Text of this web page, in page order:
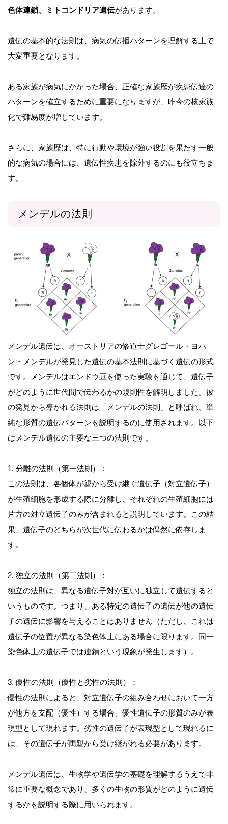
色体連鎖、ミトコンドリア遺伝があります。
遺伝の基本的な法則は、病気の伝播パターンを理解する上で
大変重要となります。
ある家族が病気にかかった場合、正確な家族歴が疾患伝達の
パターンを確立するために重要になりますが、昨今の核家族
化で難易度が増しています。
さらに、家族歴は、特に行動や環境が強い役割を果たす一般
的な病気の場合には、遺伝性疾患を除外するのにも役立ちま
す。
メンデルの法則
メンデル遺伝は、オーストリアの修道士グレゴール・ヨハ
ン・メンデルが発見した遺伝の基本法則に基づく遺伝の形式
です。メンデルはエンドウ豆を使った実験を通じて、遺伝子
がどのように世代間で伝わるかの規則性を解明しました。彼
の発見から導かれる法則は「メンデルの法則」と呼ばれ、単
純な形質の遺伝パターンを説明するのに使用されます。以下
はメンデル遺伝の主要な三つの法則です。
1. 分離の法則（第一法則）：
この法則は、各個体が親から受け継ぐ遺伝子（対立遺伝子）
が生殖細胞を形成する際に分離し、それぞれの生殖細胞には
片方の対立遺伝子のみが含まれると説明しています。この結
果、遺伝子のどちらが次世代に伝わるかは偶然に依存しま
す。
2. 独立の法則（第二法則）：
独立の法則は、異なる遺伝子対が互いに独立して遺伝すると
いうものです。つまり、ある特定の遺伝子の遺伝が他の遺伝
子の遺伝に影響を与えることはありません（ただし、これは
遺伝子の位置が異なる染色体上にある場合に限ります。同一
染色体上の遺伝子では連鎖という現象が発生します）。
3. 優性の法則（優性と劣性の法則）：
優性の法則によると、対立遺伝子の組み合わせにおいて一方
が他方を支配（優性）する場合、優性遺伝子の形質のみが表
現型として現れます。劣性の遺伝子が表現型として現れるに
は、その遺伝子が両親から受け継がれる必要があります。
メンデル遺伝は、生物学や遺伝学の基礎を理解するうえで非
常に重要な概念であり、多くの生物の形質がどのように遺伝
するかを説明する際に用いられます。